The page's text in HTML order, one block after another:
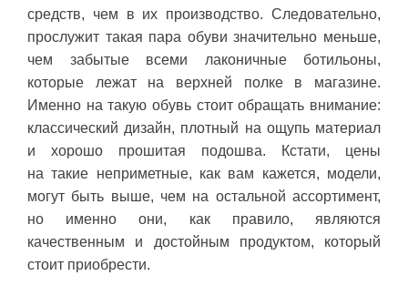
средств, чем в их производство. Следовательно,
прослужит такая пара обуви значительно меньше,
чем забытые всеми лаконичные ботильоны,
которые лежат на верхней полке в магазине.
Именно на такую обувь стоит обращать внимание:
классический дизайн, плотный на ощупь материал
и хорошо прошитая подошва. Кстати, цены
на такие неприметные, как вам кажется, модели,
могут быть выше, чем на остальной ассортимент,
но именно они, как правило, являются
качественным и достойным продуктом, который
стоит приобрести.